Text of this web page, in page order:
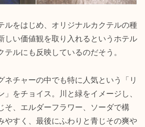
ルをはじめ、オリジナルカクテルの種
しい価値観を取り入れるというホテル
テルにも反映しているのだそう。
ネチャーの中でも特に人気という「リ
」をチョイス。川と緑をイメージし、
そ、エルダーフラワー、ソーダで構
やすく、最後にふわりと青じその爽や